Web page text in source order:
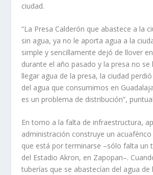
ciudad.
“La Presa Calderón que abastece a la
sin agua, ya no le aporta agua a la
simple y sencillamente dejó de llover
durante el año pasado y la presa no se
llegar agua de la presa, la ciudad
del agua que consumimos en
es un problema de distribución”,
En torno a la falta de infraestructura,
administración construye un acuaférico
que está por terminarse –sólo falta un
del Estadio Akron, en Zapopan–.
tuberías que se abastecían del agua de